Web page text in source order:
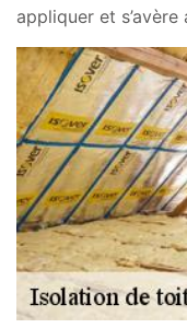
appliquer et